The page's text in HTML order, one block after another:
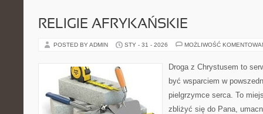
RELIGIE AFRYKAŃSKIE
POSTED BY ADMIN STY - 31 - 2026 MOŻLIWOŚĆ
Droga z Chrystusem to
być wsparciem w
pielgrzymce serca. To
zbliżyć się do Pana,